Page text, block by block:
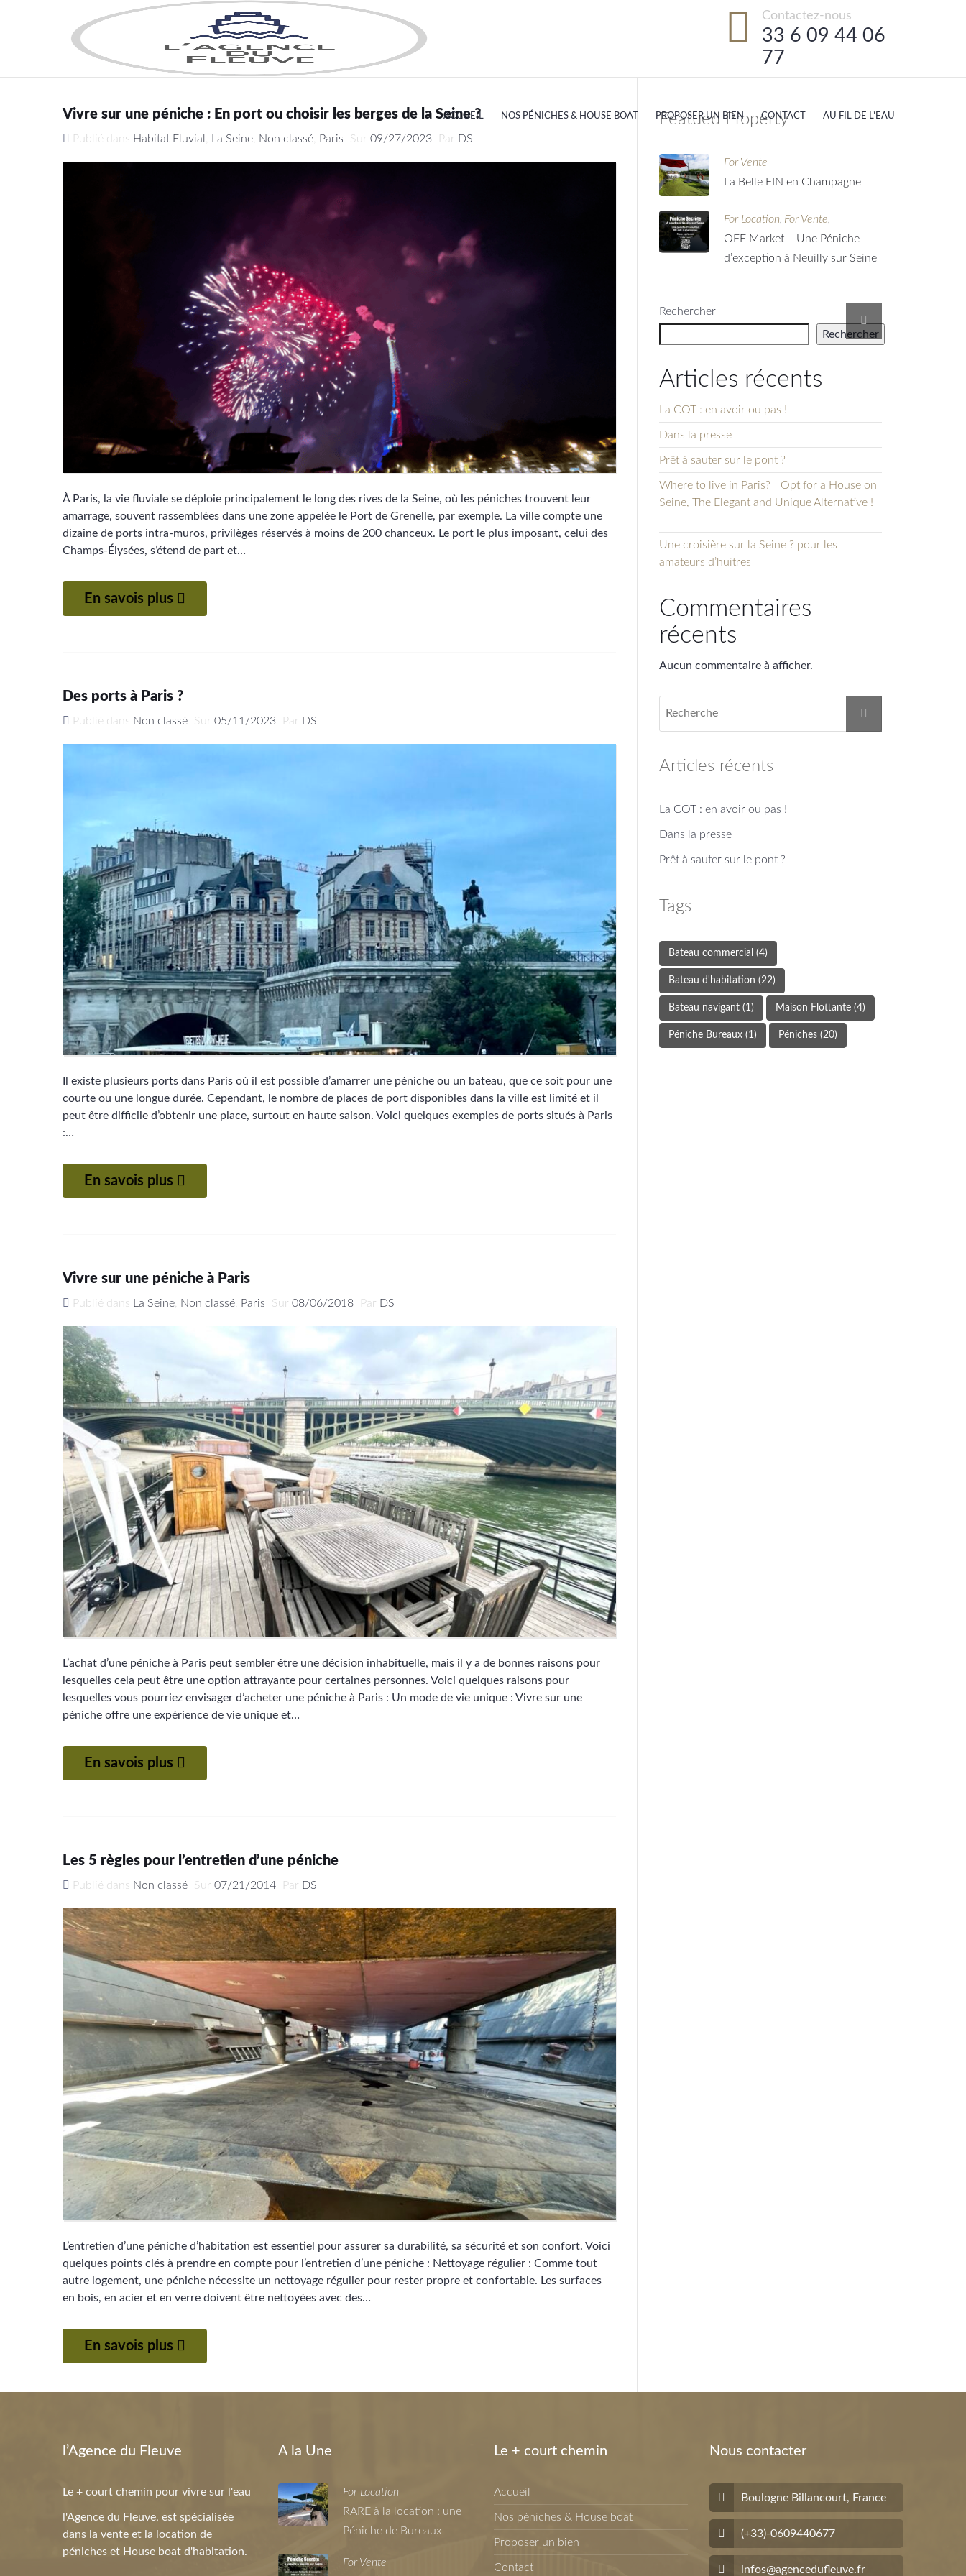
Contactez-nous
33 6 09 44 06
77
ACCUEIL NOS PÉNICHES & HOUSE BOAT PROPOSER UN BIEN CONTACT AU FIL DE L’EAU
Vivre sur une péniche : En port ou choisir les berges de la Seine ?
Publié dans Habitat Fluvial La Seine Non classé Paris Sur 09/27/2023 Par DS
À Paris, la vie fluviale se déploie principalement le long des rives de la Seine, où les péniches trouvent leur
amarrage, souvent rassemblées dans une zone appelée le Port de Grenelle, par exemple. La ville compte une
dizaine de ports intra-muros, privilèges réservés à moins de 200 chanceux. Le port le plus imposant, celui des
Champs-Élysées, s’étend de part et…
En savois plus
Des ports à Paris ?
Publié dans Non classé Sur 05/11/2023 Par DS
Il existe plusieurs ports dans Paris où il est possible d’amarrer une péniche ou un bateau, que ce soit pour une
courte ou une longue durée. Cependant, le nombre de places de port disponibles dans la ville est limité et il
peut être difficile d’obtenir une place, surtout en haute saison. Voici quelques exemples de ports situés à Paris
:…
En savois plus
Vivre sur une péniche à Paris
Publié dans La Seine, Non classé, Paris Sur 08/06/2018 Par DS
L’achat d’une péniche à Paris peut sembler être une décision inhabituelle, mais il y a de bonnes raisons pour
lesquelles cela peut être une option attrayante pour certaines personnes. Voici quelques raisons pour
lesquelles vous pourriez envisager d’acheter une péniche à Paris : Un mode de vie unique : Vivre sur une
péniche offre une expérience de vie unique et…
En savois plus
Les 5 règles pour l’entretien d’une péniche
Publié dans Non classé Sur 07/21/2014 Par DS
L’entretien d’une péniche d’habitation est essentiel pour assurer sa durabilité, sa sécurité et son confort. Voici
quelques points clés à prendre en compte pour l’entretien d’une péniche : Nettoyage régulier : Comme tout
autre logement, une péniche nécessite un nettoyage régulier pour rester propre et confortable. Les surfaces
en bois, en acier et en verre doivent être nettoyées avec des…
En savois plus
Featued Property
For Vente
La Belle FIN en Champagne
For Location, For Vente,
OFF Market – Une Péniche
d’exception à Neuilly sur Seine
Rechercher
Rechercher
Articles récents
La COT : en avoir ou pas !
Dans la presse
Prêt à sauter sur le pont ?
Where to live in Paris? Opt for a House on
Seine, The Elegant and Unique Alternative !
Une croisière sur la Seine ? pour les
amateurs d’huitres
Commentaires
récents
Aucun commentaire à afficher.
Articles récents
La COT : en avoir ou pas !
Dans la presse
Prêt à sauter sur le pont ?
Tags
Bateau commercial (4)
Bateau d'habitation (22)
Bateau navigant (1) Maison Flottante (4)
Péniche Bureaux (1) Péniches (20)
l’Agence du Fleuve
Le + court chemin pour vivre sur l'eau
l'Agence du Fleuve, est spécialisée
dans la vente et la location de
péniches et House boat d'habitation.
A la Une
For Location
RARE à la location : une
Péniche de Bureaux
For Vente
Le + court chemin
Accueil
Nos péniches & House boat
Proposer un bien
Contact
Nous contacter
Boulogne Billancourt, France
(+33)-0609440677
infos@agencedufleuve.fr